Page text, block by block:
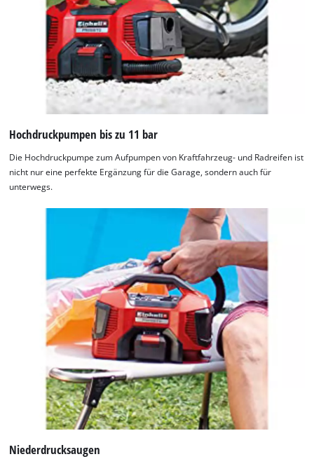
Management
Platform
Hochdruckpumpen bis zu 11 bar
Die Hochdruckpumpe zum Aufpumpen von Kraftfahrzeug- und Radreifen ist
nicht nur eine perfekte Ergänzung für die Garage, sondern auch für
unterwegs.
Niederdrucksaugen